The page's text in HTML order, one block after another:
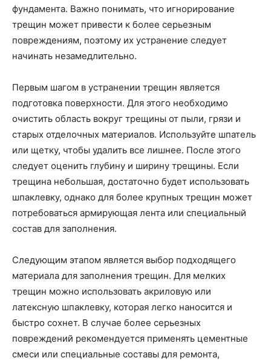
фундамента. Важно понимать, что игнорирование
трещин может привести к более серьезным
повреждениям, поэтому их устранение следует
начинать незамедлительно.
Первым шагом в устранении трещин является
подготовка поверхности. Для этого необходимо
очистить область вокруг трещины от пыли, грязи и
старых отделочных материалов. Используйте шпатель
или щетку, чтобы удалить все лишнее. После этого
следует оценить глубину и ширину трещины. Если
трещина небольшая, достаточно будет использовать
шпаклевку, однако для более крупных трещин может
потребоваться армирующая лента или специальный
состав для заполнения.
Следующим этапом является выбор подходящего
материала для заполнения трещин. Для мелких
трещин можно использовать акриловую или
латексную шпаклевку, которая легко наносится и
быстро сохнет. В случае более серьезных
повреждений рекомендуется применять цементные
смеси или специальные составы для ремонта,